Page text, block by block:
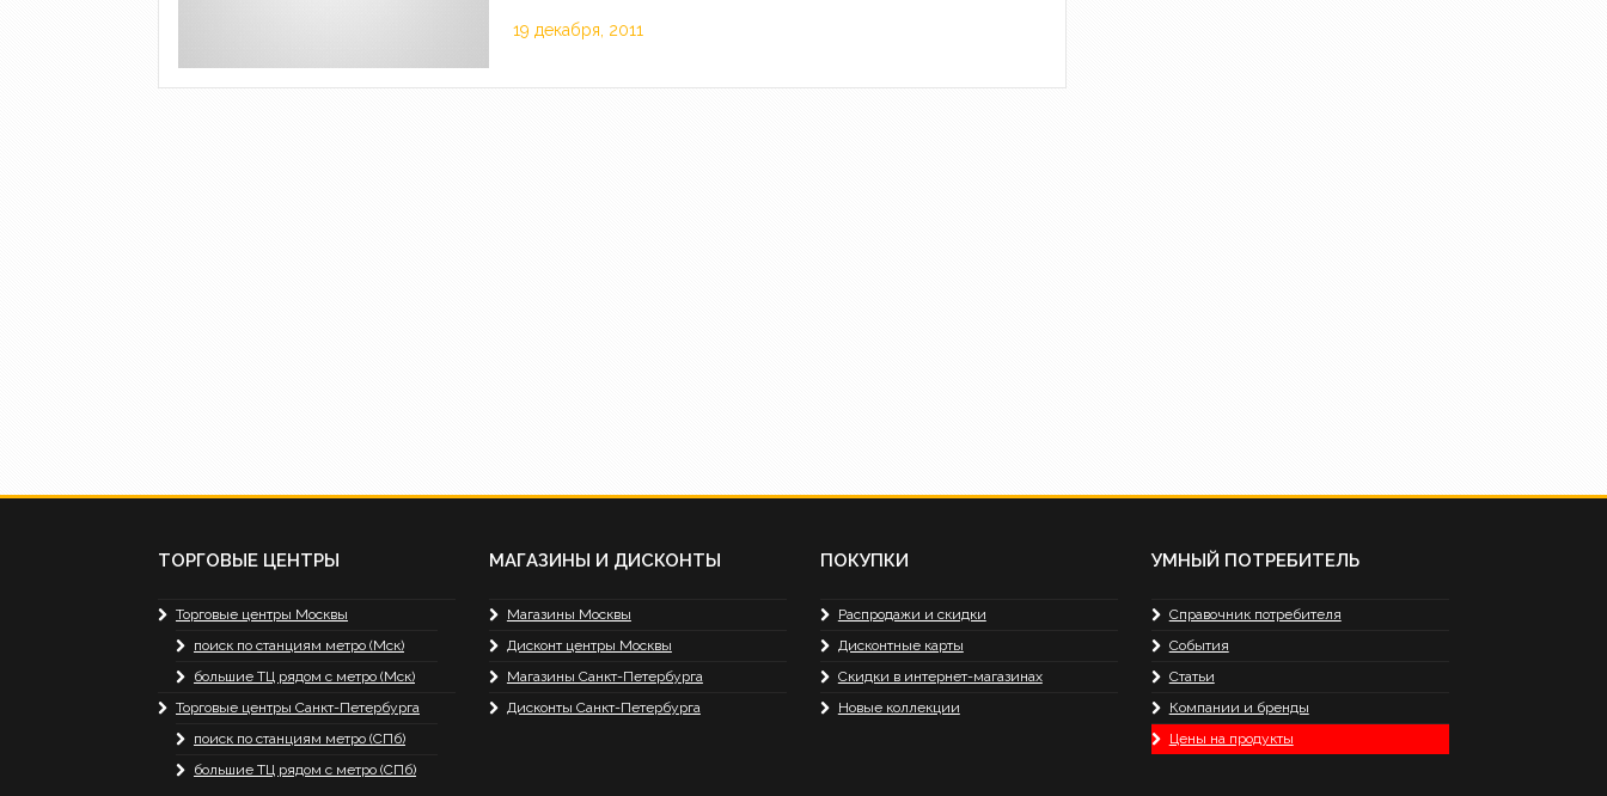
19 декабря, 2011
ТОРГОВЫЕ ЦЕНТРЫ
Торговые центры Москвы
поиск по станциям метро (Мск)
большие ТЦ рядом с метро (Мск)
Торговые центры Санкт-Петербурга
поиск по станциям метро (СПб)
большие ТЦ рядом с метро (СПб)
МАГАЗИНЫ И ДИСКОНТЫ
Магазины Москвы
Дисконт центры Москвы
Магазины Санкт-Петербурга
Дисконты Санкт-Петербурга
ПОКУПКИ
Распродажи и скидки
Дисконтные карты
Скидки в интернет-магазинах
Новые коллекции
УМНЫЙ ПОТРЕБИТЕЛЬ
Справочник потребителя
События
Статьи
Компании и бренды
Цены на продукты